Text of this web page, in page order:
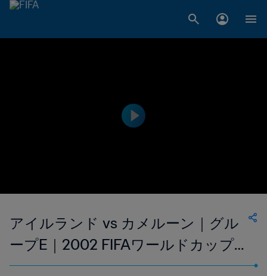
アイルランド vs カメルーン｜グル
ープE｜2002 FIFAワールドカップ
韓国/日本｜フルマッチリプレイ